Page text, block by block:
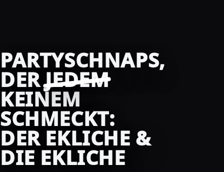
PARTYSCHNAPS,
DERJEDEM
KEINEM
SCHMECKT:
DER EKLICHE &
DIE EKLICHE